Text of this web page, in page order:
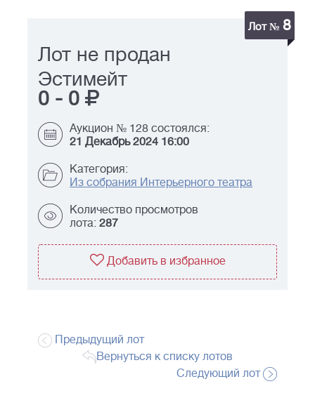
Лот № 8
Лот не продан
Эстимейт
0 - 0
Аукцион № 128 состоялся:
21 Декабрь 2024 16:00
Категория:
Из собрания Интерьерного театра
Количество просмотров
лота: 287
Добавить в избранное
Предыдущий лот
Вернуться к списку лотов
Следующий лот